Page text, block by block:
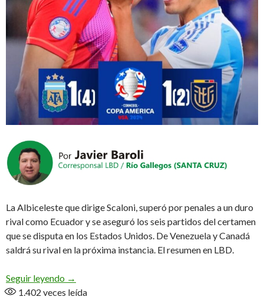
La Albiceleste que dirige Scaloni, superó por penales a un duro
rival como Ecuador y se aseguró los seis partidos del certamen
que se disputa en los Estados Unidos. De Venezuela y Canadá
saldrá su rival en la próxima instancia. El resumen en LBD.
Seguir leyendo Con un «Dibu» gigante, Argentina está en
→
1.402 veces leída